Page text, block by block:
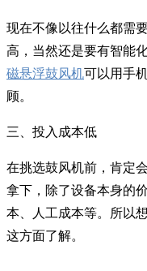
现在不像以往什么都需
高，当然还是要有智能
磁悬浮鼓风机可以用手
顾。
三、投入成本低
在挑选鼓风机前，肯定
拿下，除了设备本身的
本、人工成本等。所以
这方面了解。